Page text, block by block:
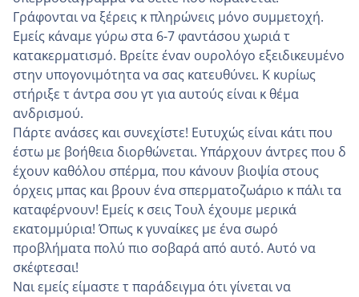
Γράφονται να ξέρεις κ πληρώνεις μόνο συμμετοχή.
Εμείς κάναμε γύρω στα 6-7 φαντάσου χωριά τ
κατακερματισμό. Βρείτε έναν ουρολόγο εξειδικευμένο
στην υπογονιμότητα να σας κατευθύνει. Κ κυρίως
στήριξε τ άντρα σου γτ για αυτούς είναι κ θέμα
ανδρισμού.
Πάρτε ανάσες και συνεχίστε! Ευτυχώς είναι κάτι που
έστω με βοήθεια διορθώνεται. Υπάρχουν άντρες που δ
έχουν καθόλου σπέρμα, που κάνουν βιοψία στους
όρχεις μπας και βρουν ένα σπερματοζωάριο κ πάλι τα
καταφέρνουν! Εμείς κ σεις Τουλ έχουμε μερικά
εκατομμύρια! Όπως κ γυναίκες με ένα σωρό
προβλήματα πολύ πιο σοβαρά από αυτό. Αυτό να
σκέφτεσαι!
Ναι εμείς είμαστε τ παράδειγμα ότι γίνεται να